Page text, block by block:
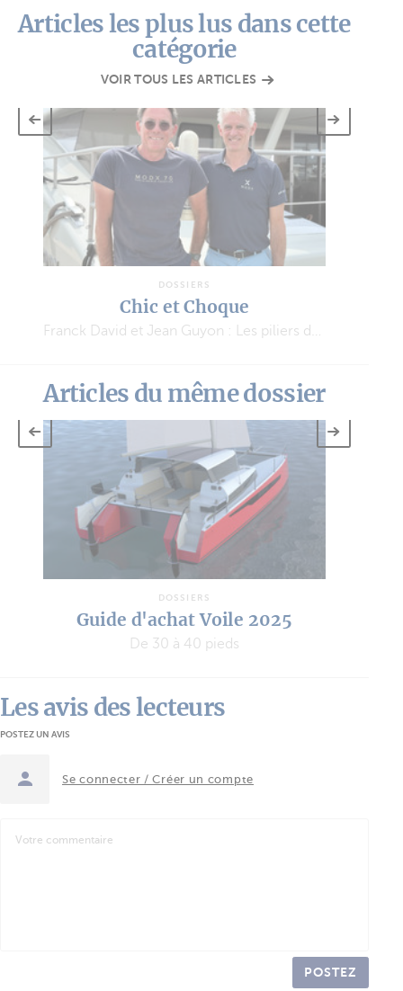
Articles les plus lus dans cette
catégorie
VOIR TOUS LES ARTICLES
DOSSIERS
Chic et Choque
Franck David et Jean Guyon : Les piliers de l’aventure MODX
Articles du même dossier
DOSSIERS
Guide d'achat Voile 2025
De 30 à 40 pieds
Les avis des lecteurs
POSTEZ UN AVIS
Se connecter / Créer un compte
POSTEZ